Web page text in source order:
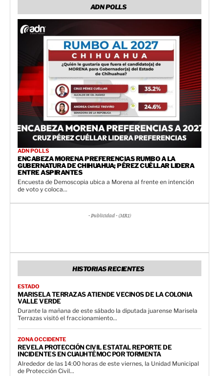
ADN POLLS
ADN POLLS
ENCABEZA MORENA PREFERENCIAS RUMBO A LA
GUBERNATURA DE CHIHUAHUA; PÉREZ CUÉLLAR LIDERA
ENTRE ASPIRANTES
Encuesta de Demoscopia ubica a Morena al frente en intención
de voto y coloca...
- Publicidad - (MR1)
HISTORIAS RECIENTES
ESTADO
MARISELA TERRAZAS ATIENDE VECINOS DE LA COLONIA
VALLE VERDE
Durante la mañana de este sábado la diputada juarense Marisela
Terrazas visitó el fraccionamiento...
ZONA OCCIDENTE
REVELA PROTECCIÓN CIVIL ESTATAL REPORTE DE
INCIDENTES EN CUAUHTÉMOC POR TORMENTA
Alrededor de las 14:00 horas de este viernes, la Unidad Municipal
de Protección Civil...